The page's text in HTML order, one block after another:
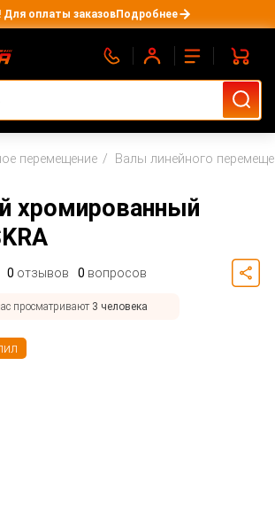
Для оплаты заказовПодробнее
перемещение Валы линейного
хромированный
0 отзывов 0 вопросов
просматривают 3 человека